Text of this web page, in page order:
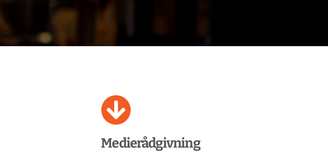
Medierådgivning